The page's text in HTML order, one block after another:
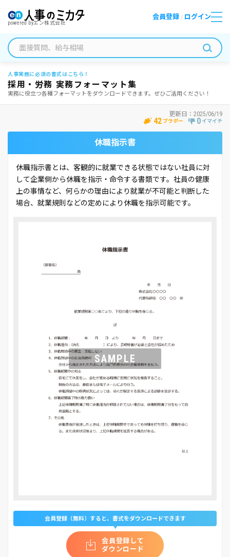
powered byエン株式会社
会員登録 / ログイン
人事実務に必須の書式はこちら！
採用・労務 実務フォーマット集
実務に役立つ各種フォーマットをダウンロードできます。ぜひご活用ください！
更新日： 2025/06/19
42 ブラボー 0 イマイチ
休職指示書
休職指示書とは、客観的に就業できる状態ではない社員に対
して企業側から休職を指示・命令する書類です。社員の健康
上の事情など、何らかの理由により就業が不可能と判断した
場合、就業規則などの定めにより休職を指示可能です。
会員登録（無料）すると、書式をダウンロードできます
会員登録して
ダウンロード